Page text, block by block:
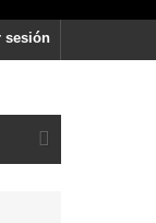
sesión